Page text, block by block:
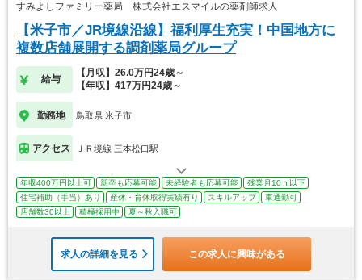
すみよしファミリー薬局 株式会社エスマイルの薬剤師求人
【米子市／JR境線沿線】福利厚生充実！中国地方に
複数店舗展開する調剤薬局グループ
給与
【月収】26.0万円24歳～
【年収】417万円24歳～
勤務地 鳥取県 米子市
アクセス ＪＲ境線 三本松口駅
年収400万円以上可 新卒も応募可能 未経験者も応募可能
残業月10ｈ以下
住宅補助（手当）あり
産休・育休取得実績有り スキルアップ
車通勤可
店舗数30以上
積極採用中 夏～秋入職可
求人の詳細を見る この求人に興味がある